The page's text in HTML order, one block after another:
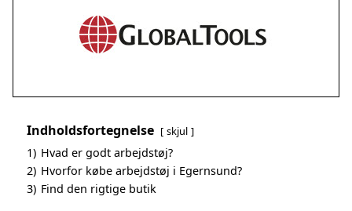
Indholdsfortegnelse skjul
1) Hvad er godt arbejdstøj?
2) Hvorfor købe arbejdstøj i Egernsund?
3) Find den rigtige butik